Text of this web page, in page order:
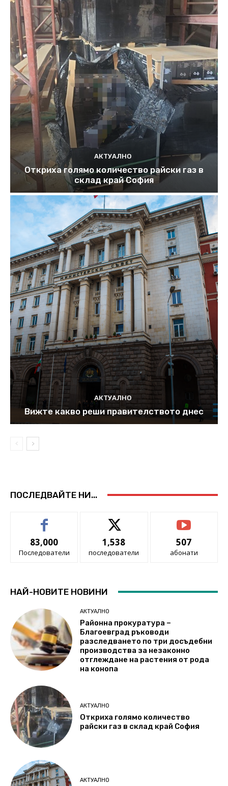
АКТУАЛНО
Откриха голямо количество райски газ в
склад край София
АКТУАЛНО
Вижте какво реши правителството днес
ПОСЛЕДВАЙТЕ НИ...
83,000
Последователи
1,538
последователи
507
абонати
НАЙ-НОВИТЕ НОВИНИ
АКТУАЛНО
Районна прокуратура –
Благоевград ръководи
разследването по три досъдебни
производства за незаконно
отглеждане на растения от рода
на конопа
АКТУАЛНО
Откриха голямо количество
райски газ в склад край София
АКТУАЛНО